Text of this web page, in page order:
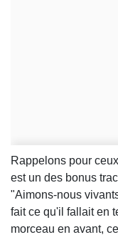
Rappelons pour
est un des bonus
"Aimons-nous
fait ce qu'il fallait en
morceau en avant,